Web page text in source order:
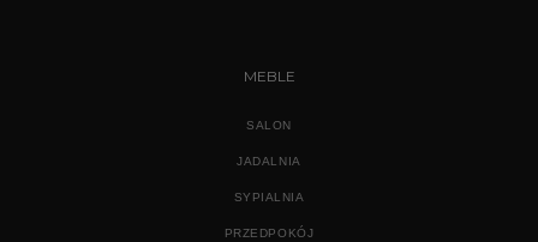
MEBLE
SALON
JADALNIA
SYPIALNIA
PRZEDPOKÓJ